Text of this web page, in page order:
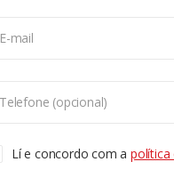
E-mail
Telefone (opcional)
Lí e concordo com apolítica
Para saber mais